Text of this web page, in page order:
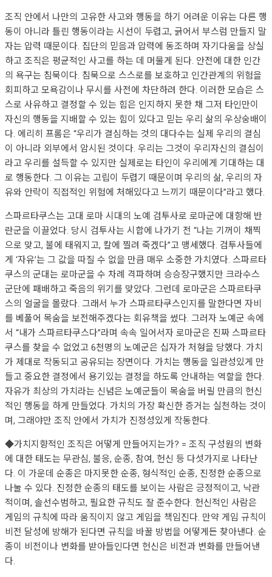
조직 안에서 나만의 고유한 사고와 행동을 하기 어려운 이유는 다른 행
동이 아니라 틀린 행동이라는 시선이 두렵고, 긁어서 부스럼 만들지 말
자는 압력 때문이다. 집단의 믿음과 압력에 동조하며 자기다움을 상실
하고 조직은 평균적인 사고를 하는 데 머물게 된다. 안전에 대한 인간
의 욕구는 침묵이다. 침묵으로 스스로를 보호하고 인간관계의 위험을
회피하고 모욕감이나 무시를 사전에 차단하려 한다. 이러한 모습은 스
스로 사유하고 결정할 수 있는 힘은 인지하지 못한 채 그저 타인만이
자신의 행동을 지배할 수 있는 힘이 있다고 믿는 우리 삶의 우상숭배이
다. 에리히 프롬은 “우리가 결심하는 것의 대다수는 실제 우리의 결심
이 아니라 외부에서 암시된 것이다. 우리는 그것이 우리자신의 결심이
라고 우리를 설득할 수 있지만 실제로는 타인이 우리에게 기대하는 대
로 행동한다. 그 이유는 고립이 두렵기 때문이며 우리의 삶, 우리의 자
유와 안락이 직접적인 위험에 처해있다고 느끼기 때문이다”라고 했다.
스파르타쿠스는 고대 로마 시대의 노예 검투사로 로마군에 대항해 반
란군을 이끌었다. 당시 검투사는 시합에 나가기 전 “나는 기꺼이 채찍
으로 맞고, 불에 태워지고, 칼에 찔려 죽겠다”고 맹세했다. 검투사들에
게 ‘자유’는 그 값을 따질 수 없을 만큼 매우 소중한 가치였다. 스파르타
쿠스의 군대는 로마군을 수 차례 격파하며 승승장구했지만 크라수스
군단에 패배하고 죽음의 위기를 맞았다. 그런데 로마군은 스파르타쿠
스의 얼굴을 몰랐다. 그래서 누가 스파르타쿠스인지를 말한다면 자비
를 베풀어 목숨을 보전해주겠다는 회유책을 썼다. 그러자 노예군 속에
서 “내가 스파르타쿠스다”라며 속속 일어서자 로마군은 진짜 스파르타
쿠스를 찾을 수 없었고 6천명의 노예군은 십자가 처형을 당했다. 가치
가 제대로 작동되고 공유되는 장면이다. 가치는 행동을 일관성있게 만
들고 중요한 결정에서 용기있는 결정을 하도록 안내하는 역할을 한다.
자유가 최상의 가치라는 신념은 노예군들이 목숨을 버릴 만큼의 헌신
적인 행동을 하게 만들었다. 가치의 가장 확신한 증거는 실천하는 것이
며, 그래야만 조직 안에서 가치가 진정성있게 작동한다.
◆가치지향적인 조직은 어떻게 만들어지는가? = 조직 구성원의 변화
에 대한 태도는 무관심, 불응, 순종, 참여, 헌신 등 다섯가지로 나타난
다. 이 가운데 순종은 마지못한 순종, 형식적인 순종, 진정한 순종으로
나눌 수 있다. 진정한 순종의 태도를 보이는 사람은 긍정적이고, 낙관
적이며, 솔선수범하고, 필요한 규칙도 잘 준수한다. 헌신적인 사람은
게임의 규칙에 따라 움직이지 않고 게임을 책임진다. 만약 게임 규칙이
비전 달성에 방해가 된다면 규칙을 바꿀 방법을 어떻게든 찾아낸다. 순
종이 비전이나 변화를 받아들인다면 헌신은 비전과 변화를 만들어낸
다.